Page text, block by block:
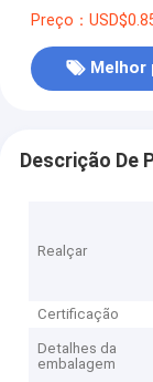
Preço：
Melhor
Descrição De
Realçar
Certificação
Detalhes da
embalagem